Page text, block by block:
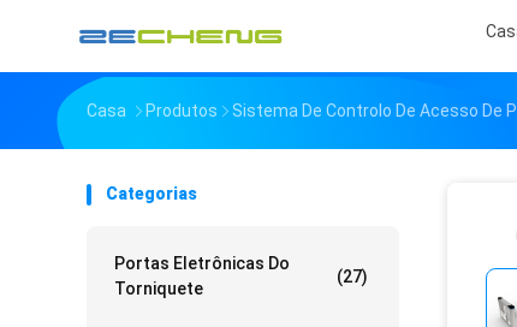
Casa Produtos Sistema De Controlo De Acesso De
Categorias
Portas Eletrônicas Do
Torniquete
(27)